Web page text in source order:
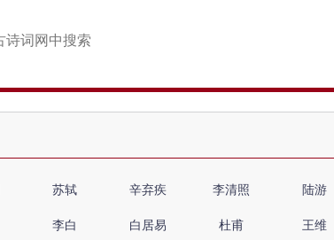
苏轼 辛弃疾 李清照 陆游
李白 白居易 杜甫 王维